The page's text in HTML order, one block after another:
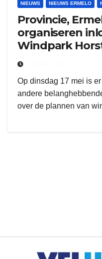
NIEUWS NIEUWS ERMELO
Provincie,
organiseren
Windpark
Op dinsdag 17 mei is
andere
over de plannen van